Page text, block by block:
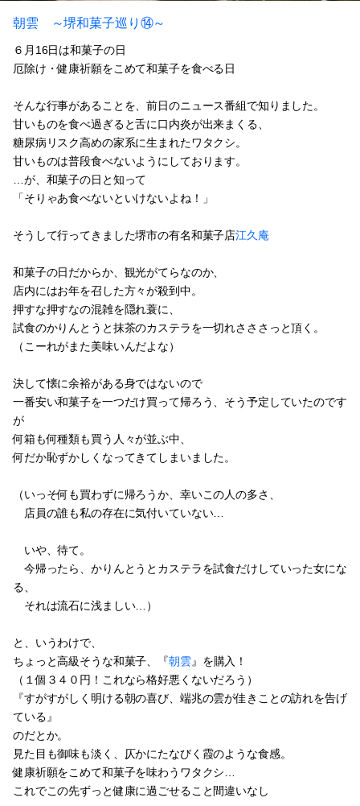
朝雲 ～堺和菓子巡り⑭～
６月16日は和菓子の日
厄除け・健康祈願をこめて和菓子を食べる日
そんな行事があることを、前日のニュース番組で知りました。
甘いものを食べ過ぎると舌に口内炎が出来まくる、
糖尿病リスク高めの家系に生まれたワタクシ。
甘いものは普段食べないようにしております。
…が、和菓子の日と知って
「そりゃあ食べないといけないよね！」
そうして行ってきました堺市の有名和菓子店江久庵
和菓子の日だからか、観光がてらなのか、
店内にはお年を召した方々が殺到中。
押すな押すなの混雑を隠れ蓑に、
試食のかりんとうと抹茶のカステラを一切れさささっと頂く。
（こーれがまた美味いんだよな）
決して懐に余裕がある身ではないので
一番安い和菓子を一つだけ買って帰ろう、そう予定していたのです
が
何箱も何種類も買う人々が並ぶ中、
何だか恥ずかしくなってきてしまいました。
（いっそ何も買わずに帰ろうか、幸いこの人の多さ、
店員の誰も私の存在に気付いていない…
いや、待て。
今帰ったら、かりんとうとカステラを試食だけしていった女にな
る、
それは流石に浅ましい…）
と、いうわけで、
ちょっと高級そうな和菓子、『朝雲』を購入！
（１個３４０円！これなら格好悪くないだろう）
『すがすがしく明ける朝の喜び、端兆の雲が佳きことの訪れを告げ
ている』
のだとか。
見た目も御味も淡く、仄かにたなびく霞のような食感。
健康祈願をこめて和菓子を味わうワタクシ…
これでこの先ずっと健康に過ごせること間違いなし